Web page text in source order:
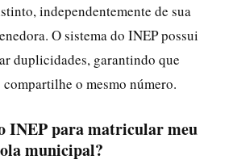
independentemente de sua
O sistema do INEP possui
duplicidades, garantindo que
o mesmo número.
INEP para matricular meu
municipal?